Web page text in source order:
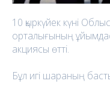
10 қыркүйек күні
орталығының
акциясы өтті.
Бұл игі шараның